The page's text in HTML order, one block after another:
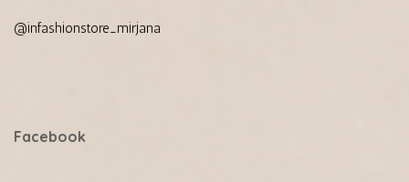
@infashionstore_mirjana
Facebook